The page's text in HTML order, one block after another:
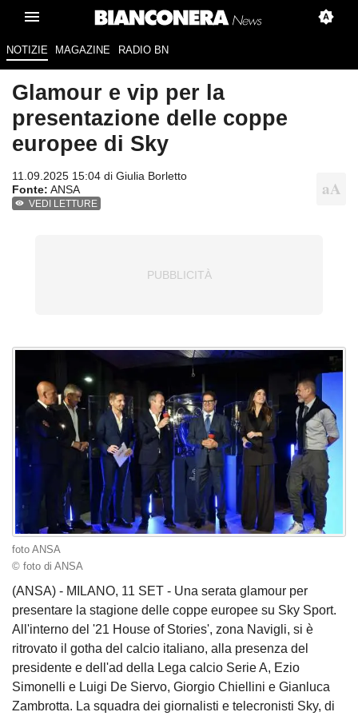
NOTIZIE MAGAZINE RADIO BN
Glamour e vip per la
presentazione delle coppe
europee di Sky
11.09.2025 15:04 di Giulia Borletto
Fonte: ANSA
VEDI LETTURE
foto ANSA
© foto di ANSA
(ANSA) - MILANO, 11 SET - Una serata glamour per
presentare la stagione delle coppe europee su Sky Sport.
All'interno del '21 House of Stories', zona Navigli, si è
ritrovato il gotha del calcio italiano, alla presenza del
presidente e dell'ad della Lega calcio Serie A, Ezio
Simonelli e Luigi De Siervo, Giorgio Chiellini e Gianluca
Zambrotta. La squadra dei giornalisti e telecronisti Sky, di